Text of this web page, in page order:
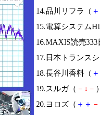
14.品川リフラ（ ＋
15.電算システム
16.MAXIS読売
17.日本トランス
18.長谷川香料（ ＋
19.スルガ（ － ↓ －
20.ヨロズ（ ＋ ＋ －